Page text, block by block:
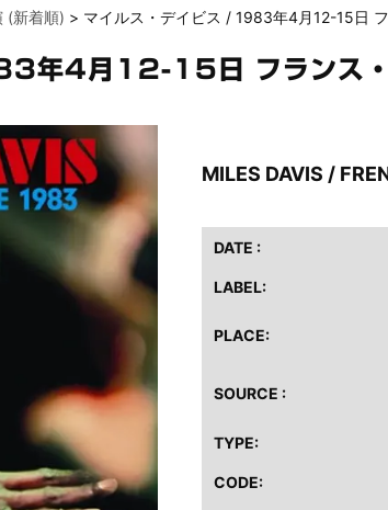
ーピオンズ / 2024年6月15日 リスボン公演 FHD 完全収
スキン / 2024年6月9日 ドイツ ROCK AM RING 公演
イア・ヒープ / 2023年8月3日 ドイツ W.O.A. 公演
ニー / 1979年5月8+9日 コロラド州 2公演 SBD 完全
/ 2024年7月28日 フジロック’24公演 超高音質AI-
ーニング / 2024年4月22日 英リーズ公演 超高音質
ー・ジョエル / 2024年3月24日 100Aniv. 米M.S.G公演
/ 2024年6月3日 カーディフ公演 IEM/AUD 完全収録
ーピオンズ / 2024年6月15日 リスボン公演 FHD 完全収
スキン / 2024年6月9日 ドイツ ROCK AM RING 公演
ム・ギャラガー / 2024年6月1日 英国シェフィールド公
デス / 2023年8月4日 ドイツ W.O.A. 公演 FHD 完全収録！
イア・ヒープ / 2023年8月3日 ドイツ W.O.A. 公演
ニー / 1979年5月8+9日 コロラド州 2公演 SBD 完全収
(新着順) > マイルス・デイビス / 1983年4月12-15日
年4月12-15日 フランス・
MILES DAVIS /
DATE :
LABEL:
PLACE:
SOURCE :
TYPE:
CODE: